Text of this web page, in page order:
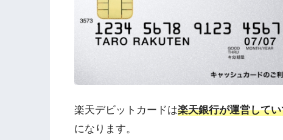
楽天デビットカードは楽天銀行が運営して
になります。